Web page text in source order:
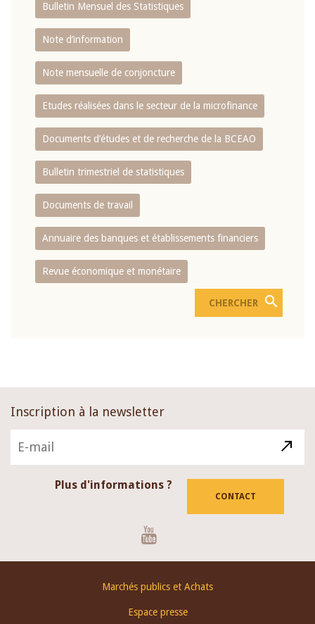
Bulletin Mensuel des Statistiques
Note d’information
Note mensuelle de conjoncture
Etudes réalisées dans le secteur de la microfinance
Documents d’études et de recherche de la BCEAO
Bulletin trimestriel de statistiques
Documents de travail
Annuaire des banques et établissements financiers
Revue économique et monétaire
Inscription à la newsletter
Plus d'informations ?
CONTACT
Marchés publics et Achats
Espace presse